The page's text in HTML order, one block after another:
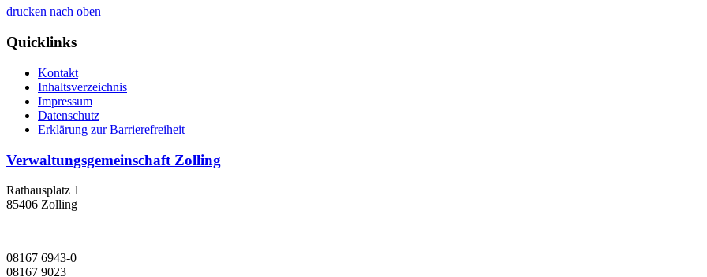
drucken nach oben
Quicklinks
Kontakt
Inhaltsverzeichnis
Impressum
Datenschutz
Erklärung zur Barrierefreiheit
Verwaltungsgemeinschaft Zolling
Rathausplatz 1
85406 Zolling
08167 6943-0
08167 9023